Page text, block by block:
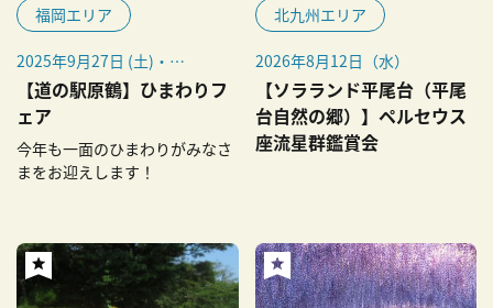
福岡エリア
2025年9月27日 (土)・
28（日）
【道の駅原鶴】ひまわりフ
ェア
今年も一面のひまわりがみなさ
まをお迎えします！
北九州エリア
2026年8月12日（水）
【ソラランド平尾台（平尾
台自然の郷）】ペルセウス
座流星群鑑賞会